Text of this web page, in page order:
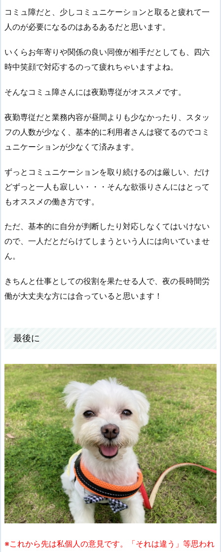
コミュ障だと、少しコミュニケーションと取ると疲れて一
人のが必要になるのはあるあるだと思います。
いくらお年寄りや関係の良い同僚が相手だとしても、四六
時中笑顔で対応するのって疲れちゃいますよね。
そんなコミュ障さんには夜勤専従がオススメです。
夜勤専従だと業務内容が昼間よりも少なかったり、スタッ
フの人数が少なく、基本的に利用者さんは寝てるのでコミ
ュニケーションが少なくて済みます。
ずっとコミュニケーションを取り続けるのは厳しい、だけ
どずっと一人も寂しい・・・そんな欲張りさんにはとって
もオススメの働き方です。
ただ、基本的に自分が判断したり対応しなくてはいけない
ので、一人だとだらけてしまうという人には向いていませ
ん。
きちんと仕事としての役割を果たせる人で、夜の長時間労
働が大丈夫な方には合っていると思います！
最後に
※これから先は私個人の意見です。「それは違う」等思われ